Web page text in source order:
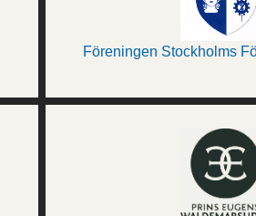
Föreningen Stockholms